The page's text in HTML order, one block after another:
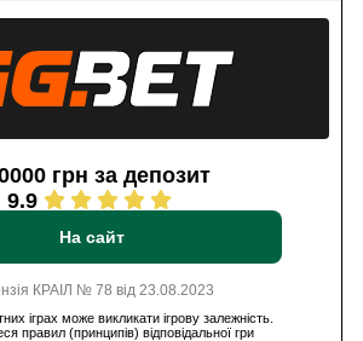
грн за депозит
9.9
На сайт
КРАІЛ № 78 від 23.08.2023
іграх може викликати ігрову залежність.
правил (принципів) відповідальної гри